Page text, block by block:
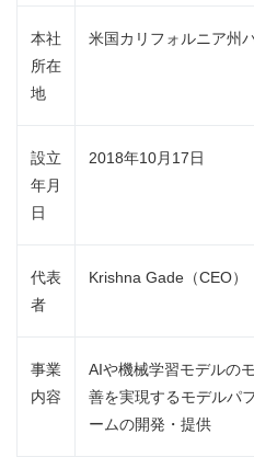
本社
所在
地
米国カリフォルニア州
設立
年月
日
2018年10月17日
代表
者
Krishna Gade（CEO）
事業
内容
AIや機械学習モデルの
善を実現するモデルパ
ームの開発・提供